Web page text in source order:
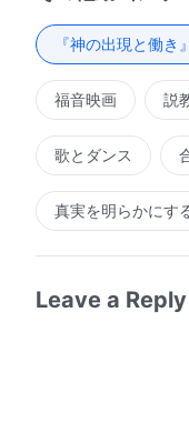
『神の出現と働き
福音映画 説
歌とダンス
真実を明らかにす
Leave a Reply